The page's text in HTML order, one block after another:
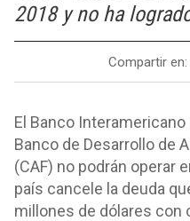
2018 y no ha
Compartir en:
El Banco Interamericano
Banco de Desarrollo de
(CAF) no podrán operar
país cancele la deuda
millones de dólares con